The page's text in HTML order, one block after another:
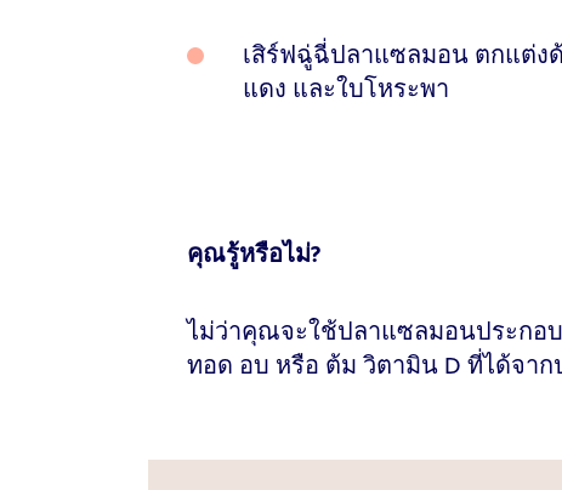
เสิร์ฟฉู่ฉี่ปลาแซลมอน ตกแต่ง
แดง และใบโหระพา
คุณรู้หรือไม่?
ไม่ว่าคุณจะใช้ปลาแซลมอนประกอ
ทอด อบ หรือ ต้ม วิตามิน D ที่ได้จาก